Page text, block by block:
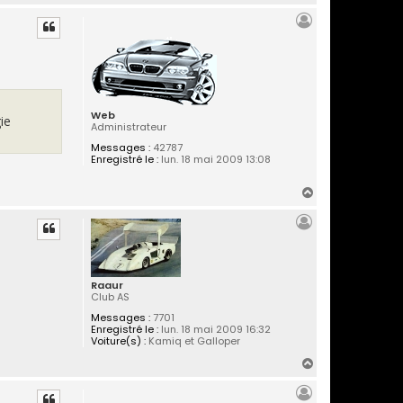
Web
Administrateur
Messages :42787
Enregistré le :lun. 18 mai 2009 13:08
Raaur
Club AS
Messages :7701
Enregistré le :lun. 18 mai 2009 16:32
Voiture(s) :Kamiq et Galloper